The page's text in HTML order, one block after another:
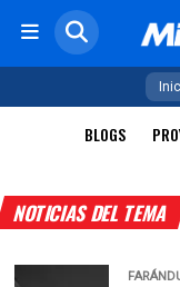
BLOGS
NOTICIAS DEL TEMA